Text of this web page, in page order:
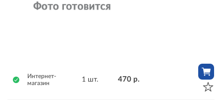
Интернет-
магазин
1 шт. 470 р.